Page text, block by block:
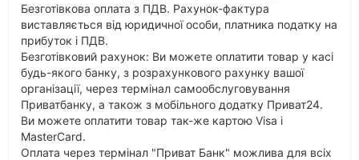
Безготівкова оплата з ПДВ. Рахунок-фактура
виставляється від юридичної особи, платника податку на
прибуток і ПДВ.
Безготівковий рахунок: Ви можете оплатити товар у касі
будь-якого банку, з розрахункового рахунку вашої
організації, через термінал самообслуговування
Приватбанку, а також з мобільного додатку Приват24.
Ви можете оплатити товар так-же картою Visa і
MasterCard.
Оплата через термінал "Приват Банк" можлива для всіх